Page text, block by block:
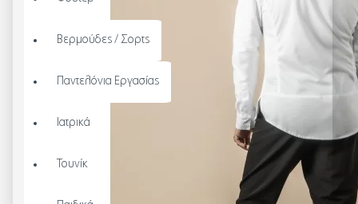
Βερμούδες / Σορτς
Παντελόνια Εργασίας
Ιατρικά
Τουνίκ